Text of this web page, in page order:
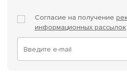
Согласие на получение
информационных рассылок